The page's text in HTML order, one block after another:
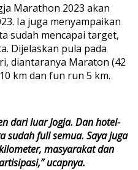
Marathon 2023 akan
Ia juga menyampaikan
sudah mencapai target,
Dijelaskan pula pada
diantaranya Maraton (42
km dan fun run 5 km.
dari luar Jogja. Dan hotel-
sudah full semua. Saya juga
masyarakat dan
ucapnya.